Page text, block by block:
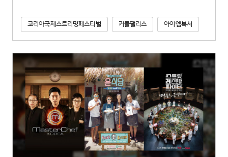
코리아국제스트리밍페스티벌 커플팰리스 아이엠복서